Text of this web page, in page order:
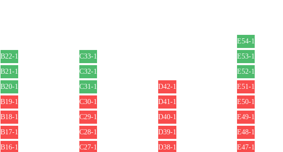
E54-1
B22-1 C33-1 E53-1
B21-1 C32-1 E52-1
B20-1 C31-1 D42-1 E51-1
B19-1 C30-1 D41-1 E50-1
B18-1 C29-1 D40-1 E49-1
B17-1 C28-1 D39-1 E48-1
B16-1 C27-1 D38-1 E47-1